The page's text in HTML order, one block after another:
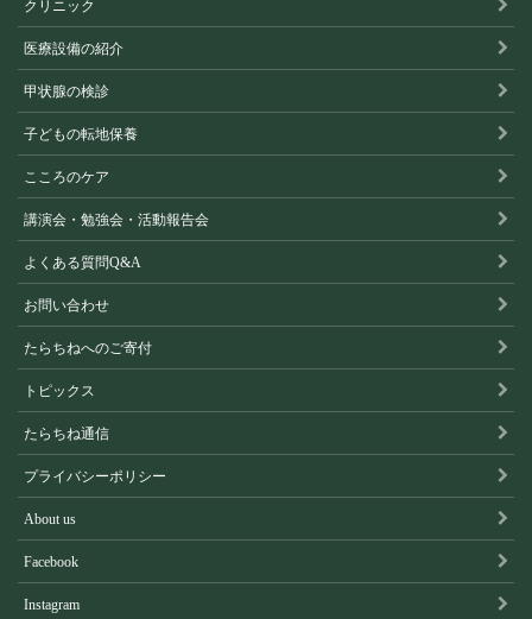
クリニック
医療設備の紹介
甲状腺の検診
子どもの転地保養
こころのケア
講演会・勉強会・活動報告会
よくある質問Q&A
お問い合わせ
たらちねへのご寄付
トピックス
たらちね通信
プライバシーポリシー
About us
Facebook
Instagram